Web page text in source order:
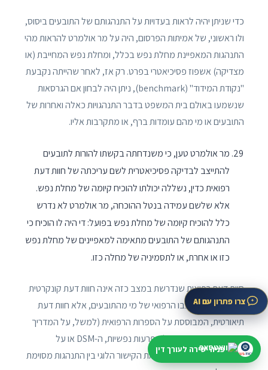
כדי שניתן יהיה לראות בעדויות על התנהגותם של התובעים ביסוס,
ולו ראשוני, של אמיתות הפרסום, היה על מר אולמרט להראות מהי
התנהגות המאפיינת מחלת נפש בכלל, ומחלת נפש המחייבת (או
מצדיקה) אשפוז פסיכיאטרי בפרט. רק אז, לאחר שהייתה נקבעת
"נקודת המידוד" (benchmark), ניתן היה לבחון אם הגרסאות
שנשמעו באולם בית המשפט בדבר התנהגויות כאלה ואחרות של
התובעים או מי מהם עומדות ברף, או מתקרבות אליו.
מר אולמרט טען, כי משנדחתה בקשתו להורות לתובעים
להתייצב לבדיקה פסיכיאטרית לשם עריכתה של חוות דעת
רפואית כדין, נשללה יכולתו להוכיח קיומה של מחלת נפש.
אלא שלשם עמידה בנטל ההוכחה, מר אולמרט לא נדרש
כלל להוכיח קיומה של מחלת נפש בפועל: די היה לו הוכיח כי
התנהגותם של התובעים מתאימה למאפיינים של מחלת נפש
כזו או אחרת, או לתסמיניה של מחלה כזו.
חוות דעת רפואית שנדרשת במצב כזה אינה חוות דעת קונקרטית
המשקפת את מצבו הרפואי של מי מהתובעים, אלא חוות דעת
תיאורטית, המבוססת על הספרות הרפואית (למשל, על המדריך
האבחוני והסטטיסטי של הפרעות נפשיות, ה-DSM או על
מקביליו), אשר תוכל ליצור את הקישור הלוגי בין התנהגות מסוימת
צרו פתרון עם AI
פניה ישירה לעורך דין